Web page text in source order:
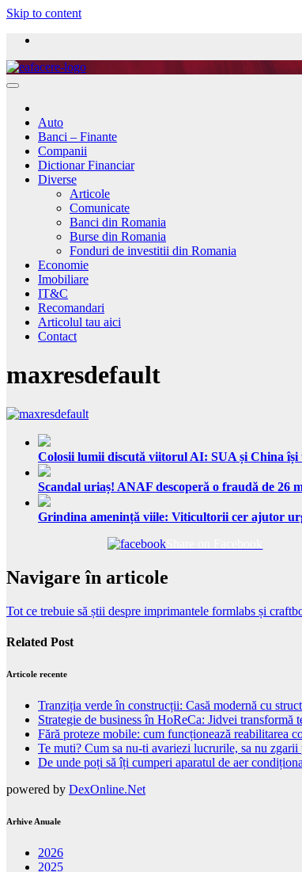
Skip to content
Auto
Banci – Finante
Companii
Dictionar Financiar
Diverse
Articole
Comunicate
Banci din Romania
Burse din Romania
Fonduri de investitii din Romania
Economie
Imobiliare
IT&C
Recomandari
Articolul tau aici
Contact
maxresdefault
Colosii lumii discută viitorul AI: SUA și China își
Scandal uriaș! ANAF descoperă o fraudă de 26
Grindina amenință viile: Viticultorii cer ajutor
Navigare în articole
Tot ce trebuie să știi despre imprimantele formlabs și
Related Post
Articole recente
Tranziția verde în construcții: Casă modernă cu
Strategie de business în HoReCa: Jidvei
Fără proteze mobile: cum funcționează reabilitarea
Te muti? Cum sa nu-ti avariezi lucrurile, sa nu zgarii
De unde poți să îți cumperi aparatul de aer
powered by DexOnline.Net
Arhive Anuale
2026
2025